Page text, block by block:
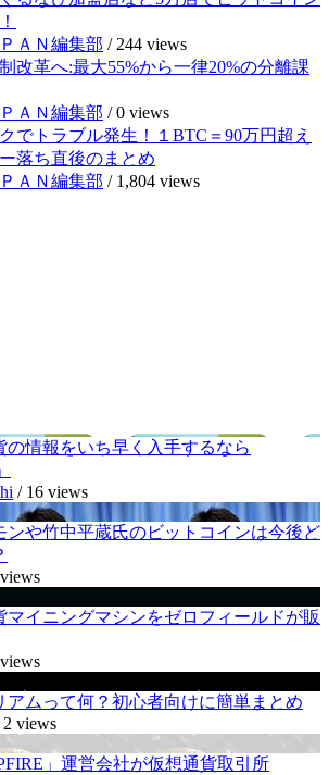
ＡＮ編集部 / 244 views
改革へ:最大55%から一律20%の分離課
ＡＮ編集部 /0 views
でトラブル発生！１BTC＝90万円超え
落ち直後のまとめ
ＡＮ編集部 / 1,804 views
の情報をいち早く入手するなら
/ 16 views
ンや竹中平蔵氏のビットコインは今後ど
マイニングマシンをゼロフィールドが販
アムって何？初心者向けに簡単まとめ
2 views
」運営会社が仮想通貨取引所